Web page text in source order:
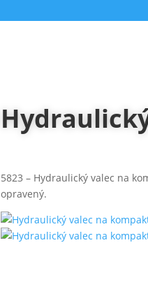
5823 – Hydraulický valec na
opravený.